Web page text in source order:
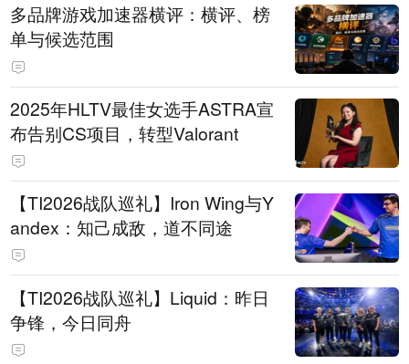
多品牌游戏加速器横评：横评、榜
单与候选范围
2025年HLTV最佳女选手ASTRA宣
布告别CS项目，转型Valorant
【TI2026战队巡礼】Iron Wing与Y
andex：知己成敌，道不同途
【TI2026战队巡礼】Liquid：昨日
争锋，今日同舟